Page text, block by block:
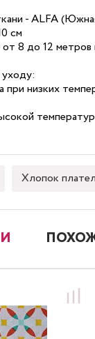
- ALFA
см
8 до 12
при низких
Хлопок